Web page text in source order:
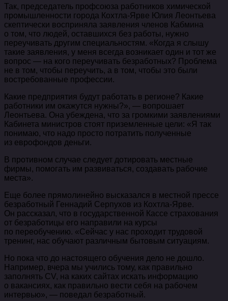
Так, председатель профсоюза работников химической
промышленности города Кохтла-Ярве Юлия Леонтьева
скептически восприняла заявления членов Кабмина
о том, что людей, оставшихся без работы, нужно
переучивать другим специальностям. «Когда я слышу
такие заявления, у меня всегда возникает один и тот же
вопрос — на кого переучивать безработных? Проблема
не в том, чтобы переучить, а в том, чтобы это были
востребованные профессии.
Какие предприятия будут работать в регионе? Какие
работники им окажутся нужны?», — вопрошает
Леонтьева. Она убеждена, что за громкими заявлениями
Кабинета министров стоят приземленные цели: «Я так
понимаю, что надо просто потратить полученные
из еврофондов деньги.
В противном случае следует дотировать местные
фирмы, помогать им развиваться, создавать рабочие
места».
Еще более прямолинейно высказался в местной прессе
безработный Геннадий Серпухов из Кохтла-Ярве.
Он рассказал, что в государственной Кассе страхования
от безработицы его направили на курсы
по переобучению. «Сейчас у нас проходит трудовой
тренинг, нас обучают различным бытовым ситуациям.
Но пока что до настоящего обучения дело не дошло.
Например, вчера мы учились тому, как правильно
заполнять CV, на каких сайтах искать информацию
о вакансиях, как правильно вести себя на рабочем
интервью», — поведал безработный.